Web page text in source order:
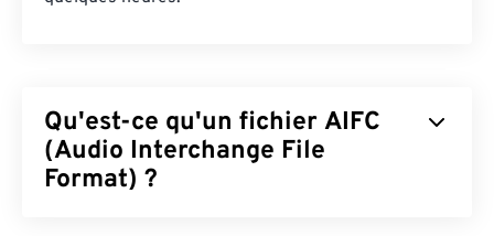
Qu'est-ce qu'un fichier AIFC
(Audio Interchange File
Format) ?